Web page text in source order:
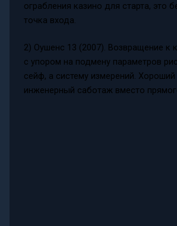
ограбления казино для старта, это
точка входа.
2) Оушенс 13 (2007). Возвращение к
с упором на подмену параметров
сейф, а систему измерений. Хороший
инженерный саботаж вместо